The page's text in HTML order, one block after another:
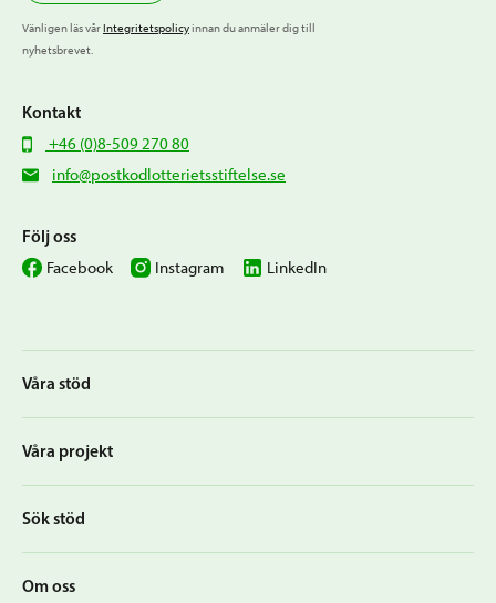
Våra stöd
Våra projekt
Sök stöd
Om oss
Vänligen läs vårIntegritetspolicyinnan du anmäler dig till
nyhetsbrevet.
Kontakt
+46 (0)8-509 270 80
info@postkodlotterietsstiftelse.se
Följ oss
Facebook Instagram LinkedIn